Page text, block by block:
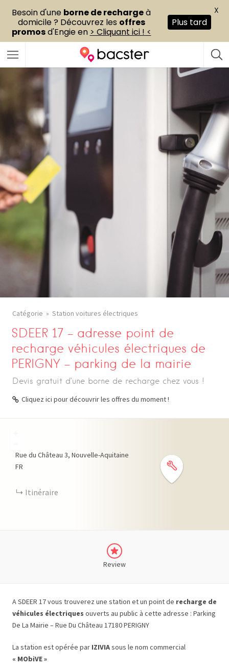
Catégorie Station voitures électriques
SDEER 17 – adresse point de
recharge véhicules électriques de
PERIGNY – parking de la mairie
Devis gratuit d’une borne de recharge chez vous !
Cliquez ici pour découvrir les offres du moment !
Rue du Château 3 Nouvelle-Aquitaine
FR
Itinéraire
Review
A SDEER 17 vous trouverez une station et un point de recharge de
véhicules électriques ouverts au public à cette adresse : Parking
De La Mairie – Rue Du Château 17180 PERIGNY
La station est opérée par IZIVIAsous le nom commercial
« MObiVE »
Besoin d'une borne de rechargeà
domicile ? Découvrez les offres
promosd'Engie en > Cliquant ici ! <
Plus tard
X